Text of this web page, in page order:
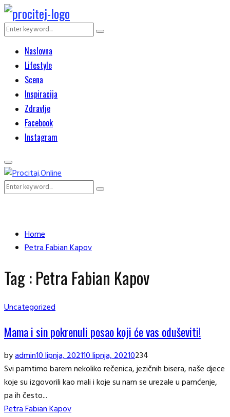
Search
Search
Naslovna
Lifestyle
Scena
Inspiracija
Zdravlje
Facebook
Instagram
Primary
Menu
Search
Search
Home
Petra Fabian Kapov
Tag : Petra Fabian Kapov
Uncategorized
Mama i sin pokrenuli posao koji će vas oduševiti!
byadmin10 lipnja, 202110 lipnja, 20210234
Svi pamtimo barem nekoliko rečenica, jezičnih bisera, naše djece
koje su izgovorili kao mali i koje su nam se urezale u pamćenje,
pa ih često...
Petra Fabian Kapov